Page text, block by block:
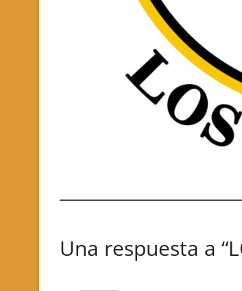
Una respuesta a